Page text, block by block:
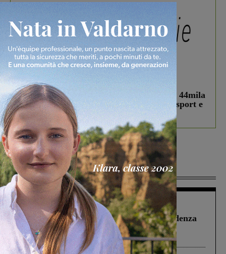
In vetrina 3 Agosto 2026
Estra Notizie agosto: Smart Cities, oltre 44mila
studenti coinvolti, torna il bando per lo sport e
debutta il podcast Estrair
Più lette
Figline Incisa Valdarno 1 Agosto 2026
Piscina di Figline finanziata oltre la scadenza
Pnrr, il gruppo di Fratelli d’Italia: “Un
ringraziamento al Governo”